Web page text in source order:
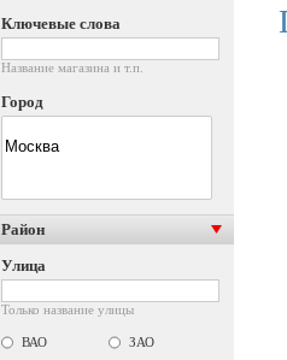
Ключевые слова
Название магазина и т.п.
Город
Район
Улица
Только название улицы
ВАО
ЗАО